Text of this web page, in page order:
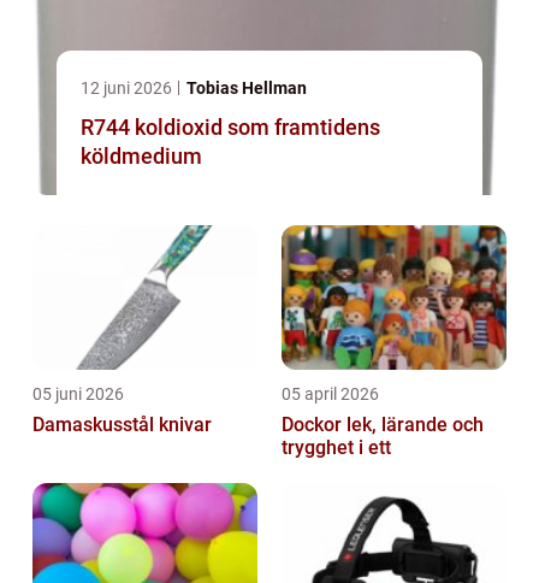
12 juni 2026 Tobias Hellman
R744 koldioxid som framtidens
köldmedium
05 juni 2026
Damaskusstål knivar
05 april 2026
Dockor lek, lärande och
trygghet i ett